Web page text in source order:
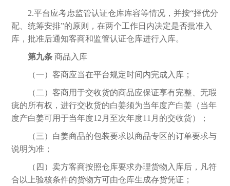
2.平台应考虑监管认证仓库库容等情况，并按“择优分
配、统筹安排”的原则，在两个工作日内决定是否批准入
库，批准后通知客商和监管认证仓库进行入库。
第九条 商品入库
（一）客商应当在平台规定时间内完成入库；
（二）客商用于交收货的商品应保证享有完整、无瑕
疵的所有权，进行交收货的白姜须为当年度产白姜（当年
度产白姜可用于当年度12月至次年度11月的交收货）；
（三）白姜商品的包装要求以商品专区的订单要求与
说明为准；
（四）卖方客商按照仓库要求办理货物入库后，凡符
合以上验核条件的货物方可由仓库生成存货凭证；